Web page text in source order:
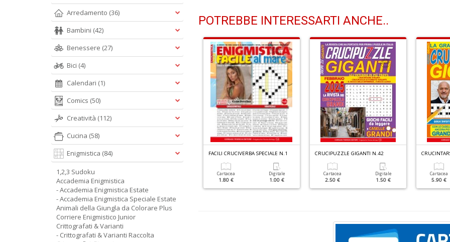
POTREBBE INTERESSARTI ANCHE..
C
RUCIPUZZLE GIGANTI RACCOLTA N.4
Digitale
2.90 € 3.50 €
FACILI CRUCIVERBA SPECIALE N.1
Cartacea
1.80 €
Digitale
1.00 €
CRUCIPUZZLE GIGANTI N.42
Cartacea
2.50 €
Digitale
1.50 €
Cartacea
5.90 €
Arredamento (36)
Bambini (42)
Benessere (27)
Bici (4)
Calendari (1)
Comics (50)
Creatività (112)
Cucina (58)
Enigmistica (84)
1,2,3 Sudoku
Accademia Enigmistica
- Accademia Enigmistica Estate
- Accademia Enigmistica Speciale Estate
Animali della Giungla da Colorare Plus
Corriere Enigmistico Junior
Crittografati & Varianti
- Crittografati & Varianti Raccolta